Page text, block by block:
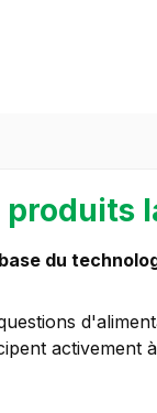
produits
du
activement